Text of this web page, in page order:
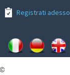
Registrati adesso